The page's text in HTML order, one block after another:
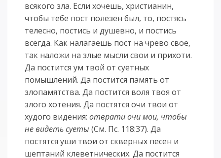
всякого зла. Если хочешь, христианин,
чтобы тебе пост полезен был, то, постясь
телесно, постись и душевно, и постись
всегда. Как налагаешь пост на чрево свое,
так наложи на злые мысли свои и прихоти.
Да постится ум твой от суетных
помышлений. Да постится память от
злопамятства. Да постится воля твоя от
злого хотения. Да постятся очи твои от
худого видения:отврати очи мои, чтобы
не видеть суеты (См. Пс. 118:37). Да
постятся уши твои от скверных песен и
шептаний клеветнических. Да постится